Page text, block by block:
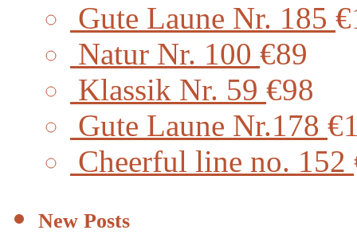
Gute Laune Nr. 185
Natur Nr. 100 €89
Klassik Nr. 59 €98
Gute Laune Nr.178
Cheerful line no. 152
New Posts